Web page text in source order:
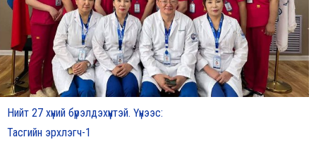
Нийт 27 хүний бүрэлдэхүүнтэй. Үүнээс:
Тасгийн эрхлэгч-1